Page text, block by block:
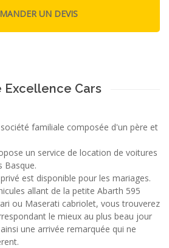
Cars
familiale composée d'un père et
un service de location de voitures
Basque.
est disponible pour les mariages.
allant de la petite Abarth 595
ou Maserati cabriolet, vous trouverez
le mieux au plus beau jour
une arrivée remarquée qui ne